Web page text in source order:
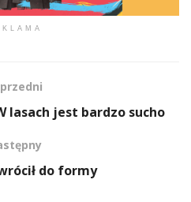
lasach jest bardzo sucho
do formy